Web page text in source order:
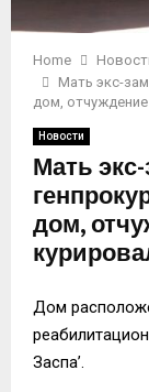
Home
Мать экс-
дом,
Новости
Мать
дом,
Дом
Заспа’.